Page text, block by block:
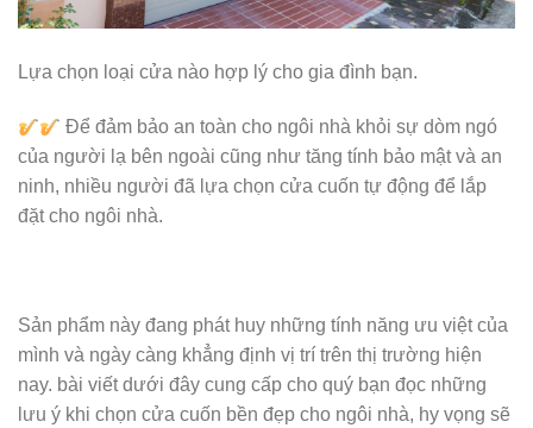
Lựa chọn loại cửa nào hợp lý cho gia đình bạn.
Để đảm bảo an toàn cho ngôi nhà khỏi sự dòm ngó
của người lạ bên ngoài cũng như tăng tính bảo mật và an
ninh, nhiều người đã lựa chọn cửa cuốn tự động để lắp
đặt cho ngôi nhà.
Sản phẩm này đang phát huy những tính năng ưu việt của
mình và ngày càng khẳng định vị trí trên thị trường hiện
nay. bài viết dưới đây cung cấp cho quý bạn đọc những
lưu ý khi chọn cửa cuốn bền đẹp cho ngôi nhà, hy vọng sẽ